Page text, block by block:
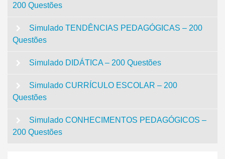
200 Questões
Simulado TENDÊNCIAS PEDAGÓGICAS – 200
Questões
Simulado DIDÁTICA – 200 Questões
Simulado CURRÍCULO ESCOLAR – 200
Questões
Simulado CONHECIMENTOS PEDAGÓGICOS –
200 Questões